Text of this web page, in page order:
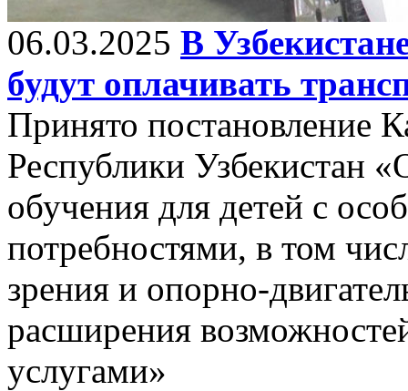
06.03.2025 В
будут оплачивать
Принято постановление
Республики Узбекистан
обучения для детей с
потребностями, в том
зрения и опорно-
расширения
услугами»